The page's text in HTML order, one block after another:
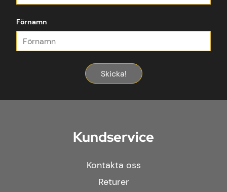
Förnamn
Skicka!
Kundservice
Kontakta oss
Returer